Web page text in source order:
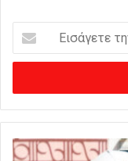
σ
γ
ε
ε